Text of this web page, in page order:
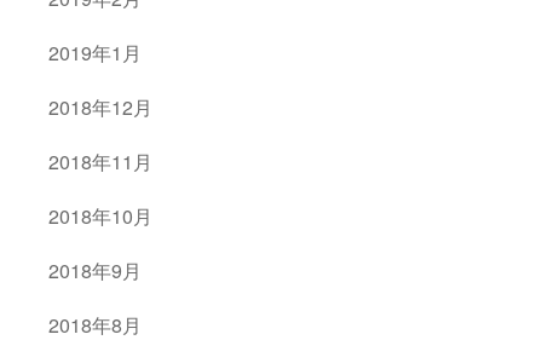
2019年1月
2018年12月
2018年11月
2018年10月
2018年9月
2018年8月